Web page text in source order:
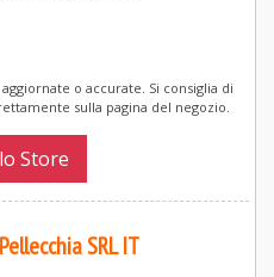
o accurate. Si consiglia di
sulla pagina del negozio.
Store
Pellecchia SRL IT